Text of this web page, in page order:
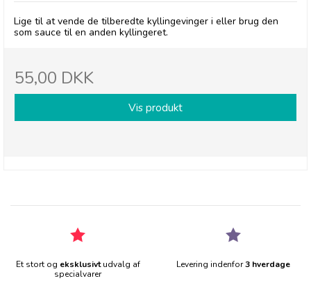
Lige til at vende de tilberedte kyllingevinger i eller brug den
som sauce til en anden kyllingeret.
55,00 DKK
Vis produkt
Et stort og eksklusivtudvalg af
specialvarer
Levering indenfor3 hverdage